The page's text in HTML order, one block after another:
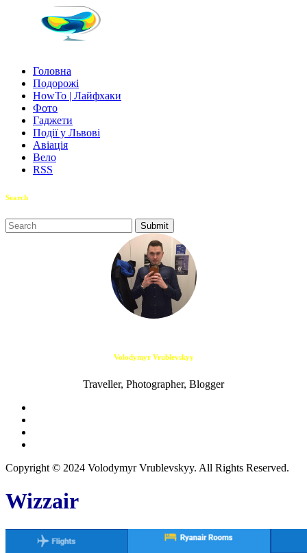
Головна
Подорожі
HowTo | Лайфхаки
Фото
Гаджети
Події у Львові
Авіація
Вело
RSS
Search
Volodymyr Vrublevskyy
Traveller, Photographer, Blogger
Copyright © 2024 Volodymyr Vrublevskyy. All Rights Reserved.
Wizzair